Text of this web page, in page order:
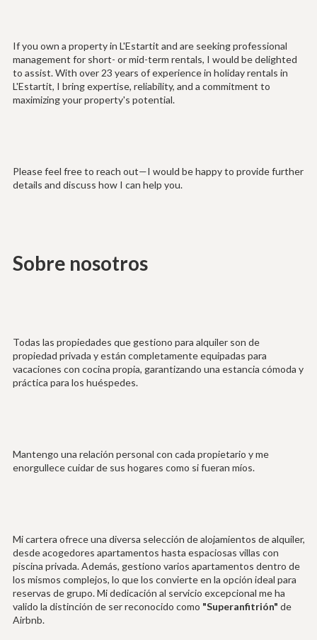
If you own a property in L'Estartit and are seeking professional
management for short- or mid-term rentals, I would be delighted
to assist. With over 23 years of experience in holiday rentals in
L'Estartit, I bring expertise, reliability, and a commitment to
maximizing your property's potential.
Please feel free to reach out—I would be happy to provide further
details and discuss how I can help you.
Sobre nosotros
Todas las propiedades que gestiono para alquiler son de
propiedad privada y están completamente equipadas para
vacaciones con cocina propia, garantizando una estancia cómoda y
práctica para los huéspedes.
Mantengo una relación personal con cada propietario y me
enorgullece cuidar de sus hogares como si fueran míos.
Mi cartera ofrece una diversa selección de alojamientos de alquiler,
desde acogedores apartamentos hasta espaciosas villas con
piscina privada. Además, gestiono varios apartamentos dentro de
los mismos complejos, lo que los convierte en la opción ideal para
reservas de grupo. Mi dedicación al servicio excepcional me ha
valido la distinción de ser reconocido como "Superanfitrión" de
Airbnb.